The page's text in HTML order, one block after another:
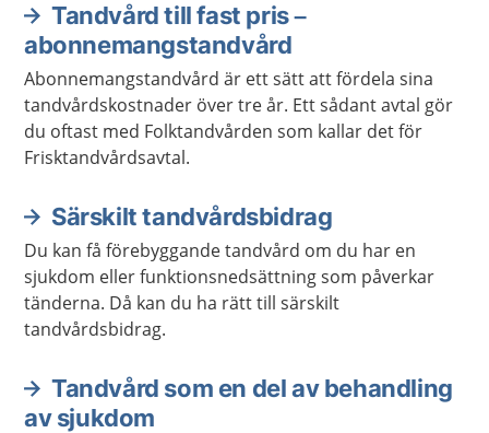
Tandvård till fast pris –
abonnemangstandvård
Abonnemangstandvård är ett sätt att fördela sina
tandvårdskostnader över tre år. Ett sådant avtal gör
du oftast med Folktandvården som kallar det för
Frisktandvårdsavtal.
Särskilt tandvårdsbidrag
Du kan få förebyggande tandvård om du har en
sjukdom eller funktionsnedsättning som påverkar
tänderna. Då kan du ha rätt till särskilt
tandvårdsbidrag.
Tandvård som en del av behandling
av sjukdom